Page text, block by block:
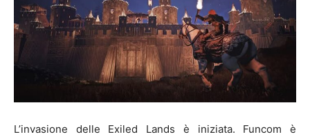
L’invasione delle Exiled Lands è iniziata. Funcom è